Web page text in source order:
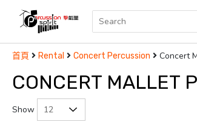
首頁 Rental Concert Percussion Concert
CONCERT MALLET
Show